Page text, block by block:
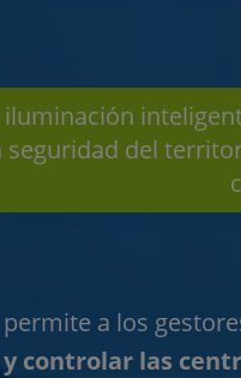
iluminación
seguridad del
permite a los
controlar las